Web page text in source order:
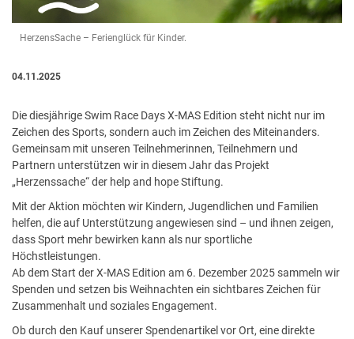
HerzensSache – Ferienglück für Kinder.
04.11.2025
Die diesjährige Swim Race Days X-MAS Edition steht nicht nur im
Zeichen des Sports, sondern auch im Zeichen des Miteinanders.
Gemeinsam mit unseren Teilnehmerinnen, Teilnehmern und
Partnern unterstützen wir in diesem Jahr das Projekt
„Herzenssache“ der help and hope Stiftung.
Mit der Aktion möchten wir Kindern, Jugendlichen und Familien
helfen, die auf Unterstützung angewiesen sind – und ihnen zeigen,
dass Sport mehr bewirken kann als nur sportliche
Höchstleistungen.
Ab dem Start der X-MAS Edition am 6. Dezember 2025 sammeln wir
Spenden und setzen bis Weihnachten ein sichtbares Zeichen für
Zusammenhalt und soziales Engagement.
Ob durch den Kauf unserer Spendenartikel vor Ort, eine direkte